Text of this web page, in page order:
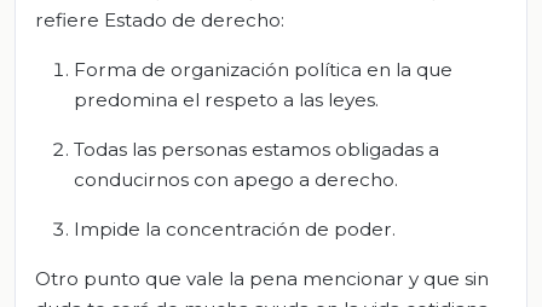
refiere Estado de derecho:
Forma de organización política en la que
predomina el respeto a las leyes.
Todas las personas estamos obligadas a
conducirnos con apego a derecho.
Impide la concentración de poder.
Otro punto que vale la pena mencionar y que sin